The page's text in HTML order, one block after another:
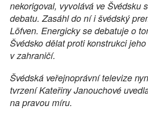
nekorigoval, vyvolává ve Švédsku
debatu. Zasáhl do ní i švédský
Löfven. Energicky se debatuje o
Švédsko dělat proti konstrukci
v zahraničí.
Švédská veřejnoprávní televize
tvrzení Kateřiny Janouchové
na pravou míru.